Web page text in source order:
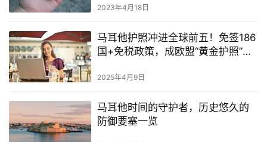
2023年4月18日
马耳他护照冲进全球前五！免签186
国+免税政策，成欧盟“黄金护照”新
2025年4月9日
马耳他时间的守护者，历史悠久的
防御要塞一览